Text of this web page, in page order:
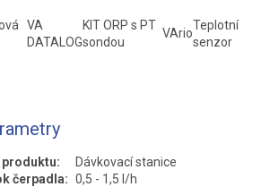
VA
DATALOG
KIT ORP s PT
sondou
VArio
Teplotní
senzor
produktu:
Dávkovací stanice
čerpadla: 0,5 - 1,5 l/h